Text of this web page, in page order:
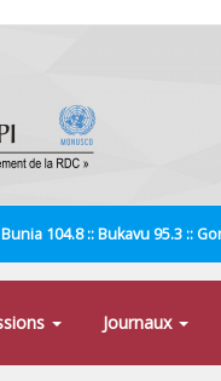
104.8 :: Bukavu 95.3 ::
Journaux